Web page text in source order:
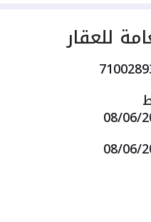
للعقار
08/06/
08/06/